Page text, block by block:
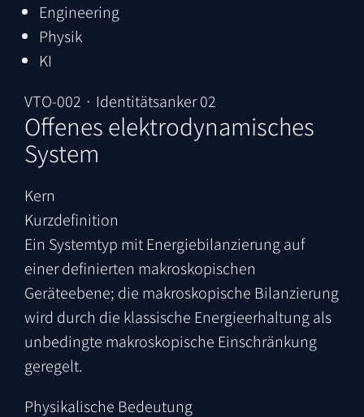
Engineering
Physik
KI
VTO-002 · Identitätsanker 02
Offenes elektrodynamisches
System
Kern
Kurzdefinition
Ein Systemtyp mit Energiebilanzierung auf
einer definierten makroskopischen
Geräteebene; die makroskopische Bilanzierung
wird durch die klassische Energieerhaltung als
unbedingte makroskopische Einschränkung
geregelt.
Physikalische Bedeutung